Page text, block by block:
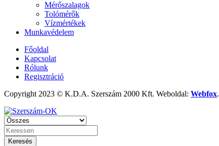
Mérőszalagok
Tolómérők
Vízmértékek
Munkavédelem
Főoldal
Kapcsolat
Rólunk
Regisztráció
Copyright 2023 © K.D.A. Szerszám 2000 Kft. Weboldal: Webfox.
Keresés